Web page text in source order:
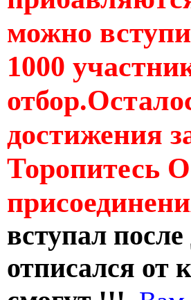
можно
1000
достижения
Торопитесь
вступал
отписался от